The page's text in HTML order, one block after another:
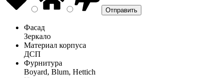
Фасад
Зеркало
Материал корпуса
ДСП
Фурнитура
Boyard, Blum, Hettich